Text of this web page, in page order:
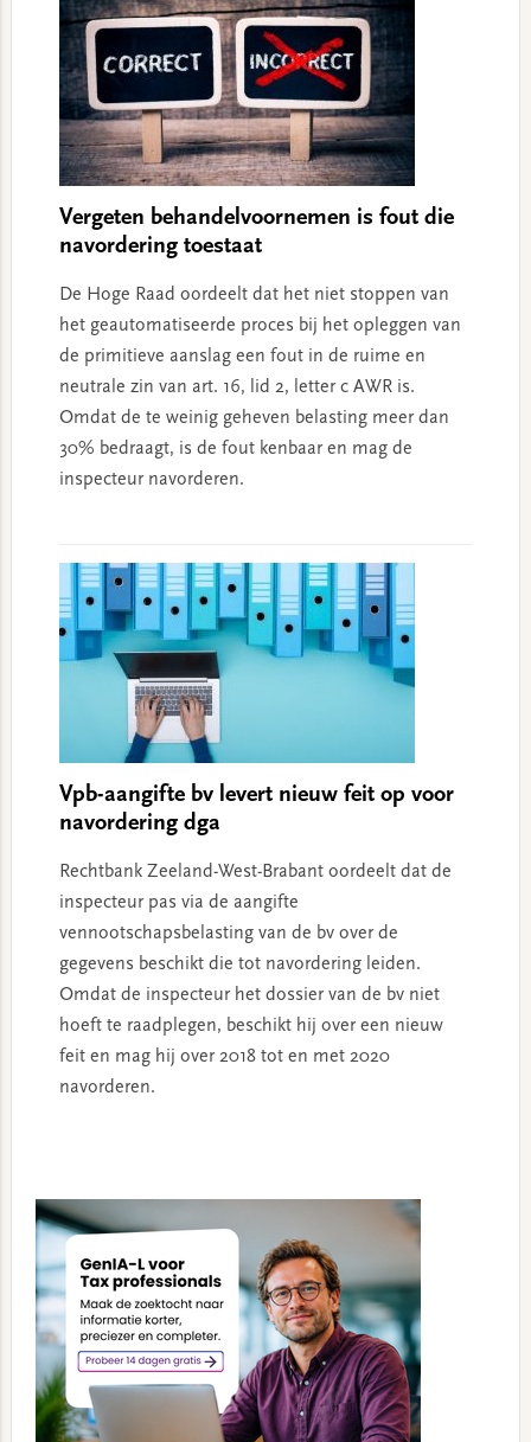
Vergeten behandelvoornemen is fout die
navordering toestaat
De Hoge Raad oordeelt dat het niet stoppen van
het geautomatiseerde proces bij het opleggen van
de primitieve aanslag een fout in de ruime en
neutrale zin van art. 16, lid 2, letter c AWR is.
Omdat de te weinig geheven belasting meer dan
30% bedraagt, is de fout kenbaar en mag de
inspecteur navorderen.
Vpb-aangifte bv levert nieuw feit op voor
navordering dga
Rechtbank Zeeland-West-Brabant oordeelt dat de
inspecteur pas via de aangifte
vennootschapsbelasting van de bv over de
gegevens beschikt die tot navordering leiden.
Omdat de inspecteur het dossier van de bv niet
hoeft te raadplegen, beschikt hij over een nieuw
feit en mag hij over 2018 tot en met 2020
navorderen.
Sidebar